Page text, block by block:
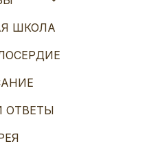
ШКОЛА
ОТВЕТЫ